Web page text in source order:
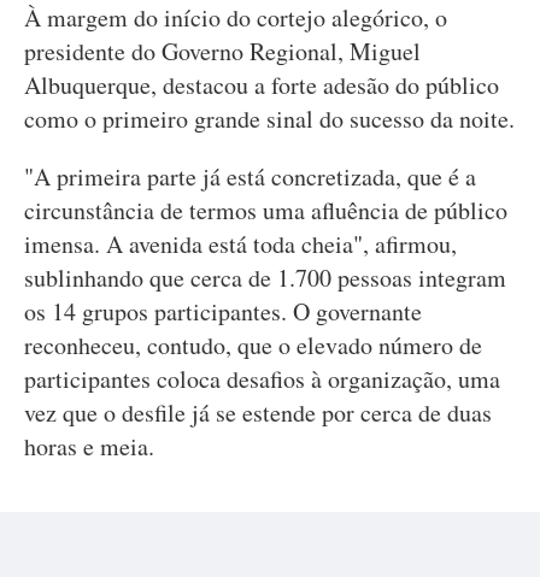
À margem do início do cortejo alegórico, o
presidente do Governo Regional, Miguel
Albuquerque, destacou a forte adesão do público
como o primeiro grande sinal do sucesso da noite.
"A primeira parte já está concretizada, que é a
circunstância de termos uma afluência de público
imensa. A avenida está toda cheia", afirmou,
sublinhando que cerca de 1.700 pessoas integram
os 14 grupos participantes. O governante
reconheceu, contudo, que o elevado número de
participantes coloca desafios à organização, uma
vez que o desfile já se estende por cerca de duas
horas e meia.